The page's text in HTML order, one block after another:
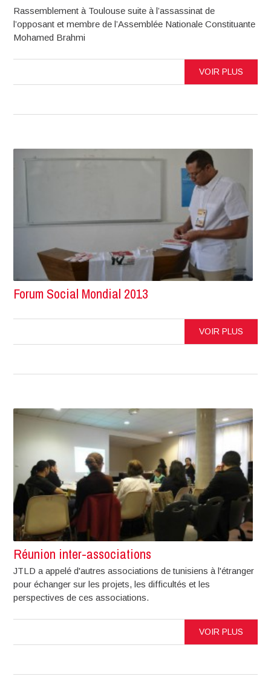
Rassemblement à Toulouse suite à l’assassinat de
l’opposant et membre de l’Assemblée Nationale Constituante
Mohamed Brahmi
VOIR PLUS
Forum Social Mondial 2013
VOIR PLUS
Réunion inter-associations
JTLD a appelé d'autres associations de tunisiens à l'étranger
pour échanger sur les projets, les difficultés et les
perspectives de ces associations.
VOIR PLUS